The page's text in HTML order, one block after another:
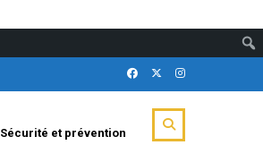
Sécurité et prévention